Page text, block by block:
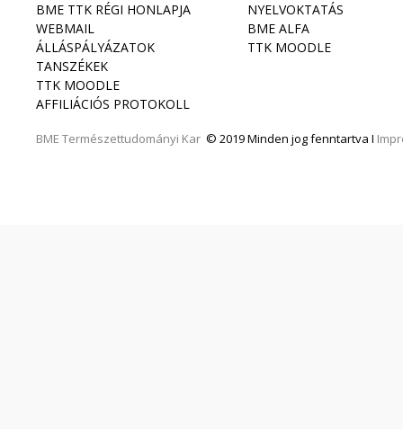
BME TTK RÉGI HONLAPJA
WEBMAIL
ÁLLÁSPÁLYÁZATOK
TANSZÉKEK
TTK MOODLE
AFFILIÁCIÓS PROTOKOLL
BME Természettudományi Kar © 2019 Minden jog fenntartva I
NYELVOKTATÁS
BME ALFA
TTK MOODLE